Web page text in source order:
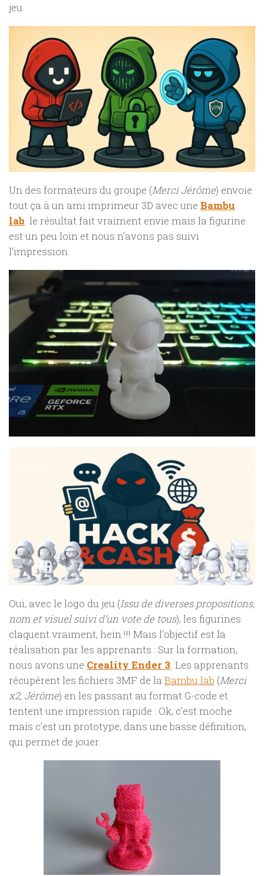
jeu.
Un des formateurs du groupe (Merci Jérôme) envoie
tout ça à un ami imprimeur 3D avec une Bambu
lab. le résultat fait vraiment envie mais la figurine
est un peu loin et nous n’avons pas suivi
l’impression.
Oui, avec le logo du jeu (Issu de diverses propositions,
nom et visuel suivi d’un vote de tous), les figurines
claquent vraiment, hein !!! Mais l’objectif est la
réalisation par les apprenants : Sur la formation,
nous avons une Creality Ender 3 . Les apprenants
récupèrent les fichiers 3MF de la Bambu lab (Merci
x2, Jérôme) en les passant au format G-code et
tentent une impression rapide : Ok, c’est moche
mais c’est un prototype, dans une basse définition,
qui permet de jouer.